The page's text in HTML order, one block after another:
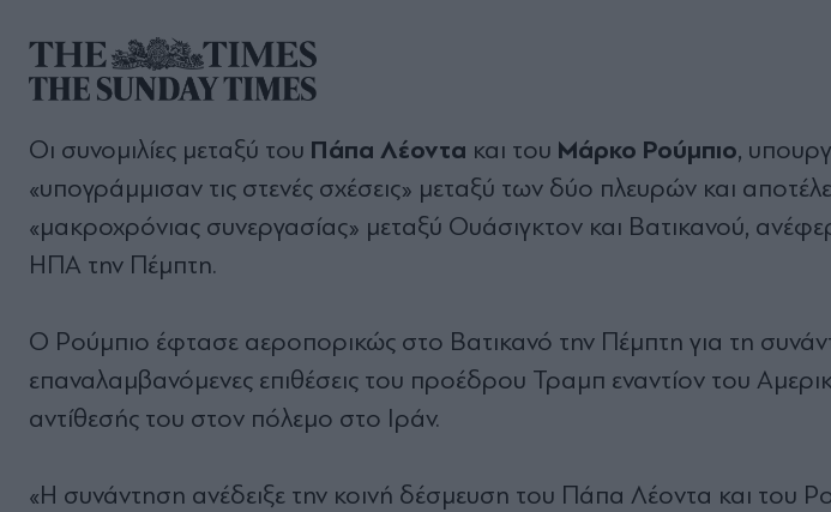
Οι συνομιλίες μεταξύ του Πάπα Λέοντα και του Μάρκο Ρούμπιο,
«υπογράμμισαν τις στενές σχέσεις» μεταξύ των δύο πλευρών και
«μακροχρόνιας συνεργασίας» μεταξύ Ουάσιγκτον και Βατικανού,
ΗΠΑ την Πέμπτη.
Ο Ρούμπιο έφτασε αεροπορικώς στο Βατικανό την Πέμπτη για τη
επαναλαμβανόμενες επιθέσεις του προέδρου Τραμπ εναντίον του
αντίθεσής του στον πόλεμο στο Ιράν.
«Η συνάντηση ανέδειξε την κοινή δέσμευση του Πάπα Λέοντα και του